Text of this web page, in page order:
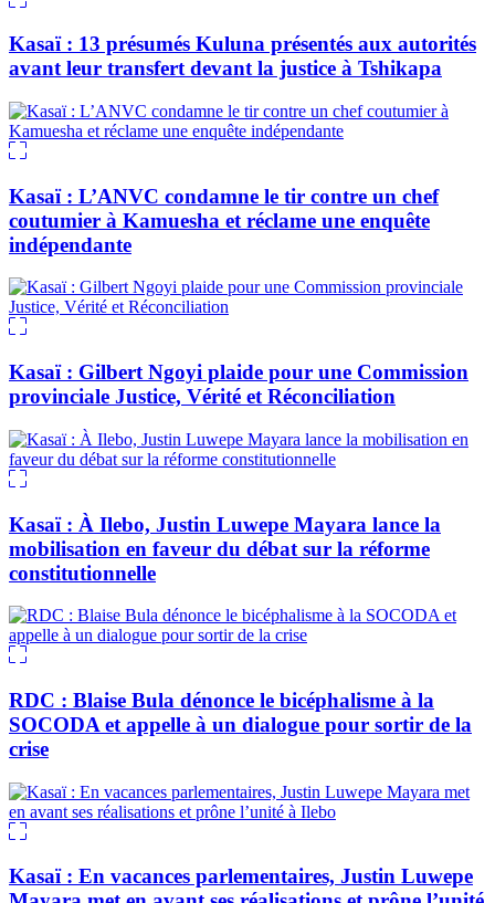
Kasaï : 13 présumés Kuluna présentés aux autorités
avant leur transfert devant la justice à Tshikapa
Kasaï : L’ANVC condamne le tir contre un chef
coutumier à Kamuesha et réclame une enquête
indépendante
Kasaï : Gilbert Ngoyi plaide pour une Commission
provinciale Justice, Vérité et Réconciliation
Kasaï : À Ilebo, Justin Luwepe Mayara lance la
mobilisation en faveur du débat sur la réforme
constitutionnelle
RDC : Blaise Bula dénonce le bicéphalisme à la
SOCODA et appelle à un dialogue pour sortir de la
crise
Kasaï : En vacances parlementaires, Justin Luwepe